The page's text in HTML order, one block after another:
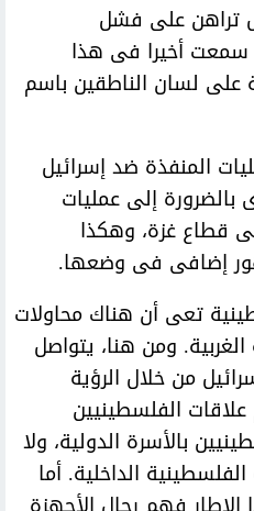
تراهن على فشل
سمعت أخيرا فى هذا
على لسان الناطقين باسم
المنفذة ضد إسرائيل
بالضرورة إلى عمليات
قطاع غزة، وهكذا
إضافى فى وضعها.
تعى أن هناك محاولات
ومن هنا، يتواصل
من خلال الرؤية
علاقات الفلسطينيين
بالأسرة الدولية، ولا
الداخلية. أما